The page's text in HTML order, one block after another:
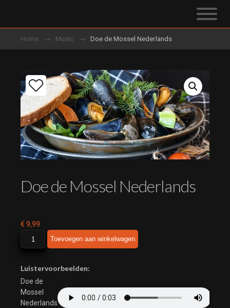
Home Music Doe de Mossel Nederlands
Doe de Mossel Nederlands
€ 9,99
de
Nederlands
aantal
Toevoegen aan winkelwagen
Luistervoorbeelden:
Doe de
Mossel
Nederlands